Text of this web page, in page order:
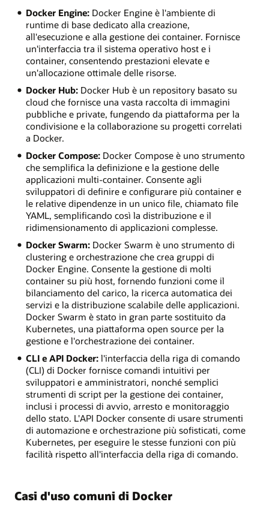
Docker Engine:Docker Engine è l'ambiente di
runtime di base dedicato alla creazione,
all'esecuzione e alla gestione dei container. Fornisce
un'interfaccia tra il sistema operativo host e i
container, consentendo prestazioni elevate e
un'allocazione ottimale delle risorse.
Docker Hub:Docker Hub è un repository basato su
cloud che fornisce una vasta raccolta di immagini
pubbliche e private, fungendo da piattaforma per la
condivisione e la collaborazione su progetti correlati
a Docker.
Docker Compose:Docker Compose è uno strumento
che semplifica la definizione e la gestione delle
applicazioni multi-container. Consente agli
sviluppatori di definire e configurare più container e
le relative dipendenze in un unico file, chiamato file
YAML, semplificando così la distribuzione e il
ridimensionamento di applicazioni complesse.
Docker Swarm:Docker Swarm è uno strumento di
clustering e orchestrazione che crea gruppi di
Docker Engine. Consente la gestione di molti
container su più host, fornendo funzioni come il
bilanciamento del carico, la ricerca automatica dei
servizi e la distribuzione scalabile delle applicazioni.
Docker Swarm è stato in gran parte sostituito da
Kubernetes, una piattaforma open source per la
gestione e l'orchestrazione dei container.
CLI e API Docker:l'interfaccia della riga di comando
(CLI) di Docker fornisce comandi intuitivi per
sviluppatori e amministratori, nonché semplici
strumenti di script per la gestione dei container,
inclusi i processi di avvio, arresto e monitoraggio
dello stato. L'API Docker consente di usare strumenti
di automazione e orchestrazione più sofisticati, come
Kubernetes, per eseguire le stesse funzioni con più
facilità rispetto all'interfaccia della riga di comando.
Casi d'uso comuni di Docker